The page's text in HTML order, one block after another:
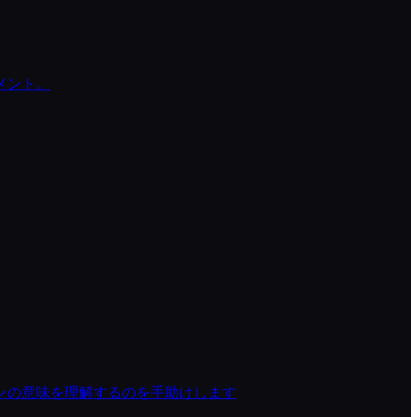
ト。
意味を理解するのを手助けします